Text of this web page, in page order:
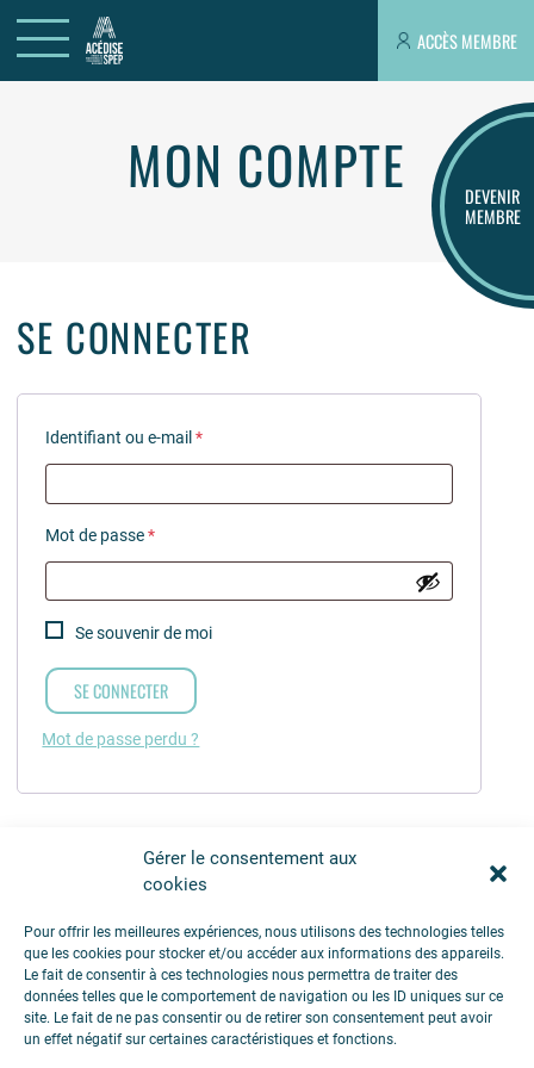
Gérer le consentement aux
cookies
Pour offrir les meilleures expériences, nous utilisons des technologies telles
que les cookies pour stocker et/ou accéder aux informations des appareils.
Le fait de consentir à ces technologies nous permettra de traiter des
données telles que le comportement de navigation ou les ID uniques sur ce
site. Le fait de ne pas consentir ou de retirer son consentement peut avoir
un effet négatif sur certaines caractéristiques et fonctions.
ACCÈS MEMBRE
DEVENIR
MEMBRE
MON COMPTE
SE CONNECTER
Identifiant ou e-mail*
Mot de passe*
Se souvenir de moi
SE CONNECTER
Mot de passe perdu ?